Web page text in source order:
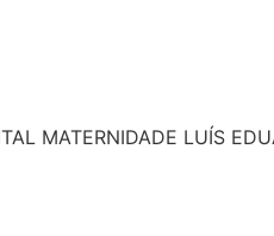
MATERNIDADE LUÍS